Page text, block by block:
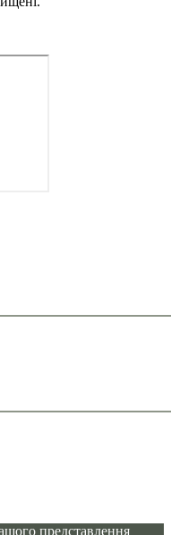
представлення